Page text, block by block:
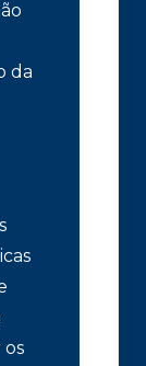
da